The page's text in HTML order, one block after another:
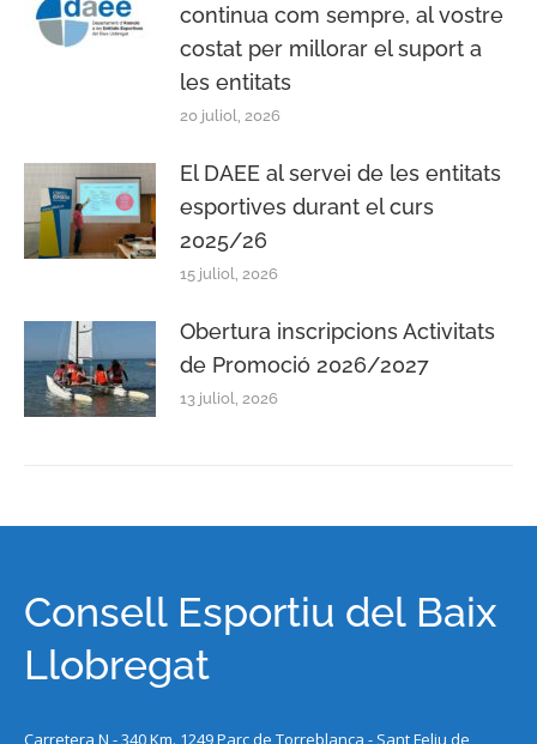
continua com sempre, al vostre
costat per millorar el suport a
les entitats
20 juliol, 2026
El DAEE al servei de les entitats
esportives durant el curs
2025/26
15 juliol, 2026
Obertura inscripcions Activitats
de Promoció 2026/2027
13 juliol, 2026
Consell Esportiu del Baix
Llobregat
Carretera N - 340 Km. 1249 Parc de Torreblanca - Sant Feliu de